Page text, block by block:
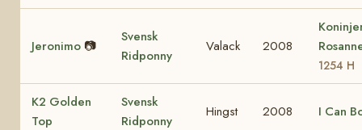
Jeronimo 📷
Svensk
Ridponny
Valack 2008
1254 H
K2 Golden
Top
Svensk
Ridponny
Hingst 2008 I Can